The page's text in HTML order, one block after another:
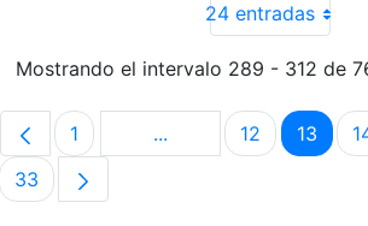
24 entradas
Mostrando el intervalo 289 - 312 de
Página
1 ...Páginas intermedias
Página
12 13
Página
33